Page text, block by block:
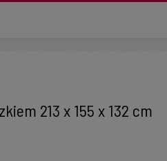
213 x 155 x 132 cm